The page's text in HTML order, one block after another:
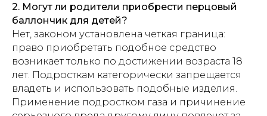
2. Могут ли родители приобрести перцовый
баллончик для детей?
Нет, законом установлена четкая граница:
право приобретать подобное средство
возникает только по достижении возраста 18
лет. Подросткам категорически запрещается
владеть и использовать подобные изделия.
Применение подростком газа и причинение